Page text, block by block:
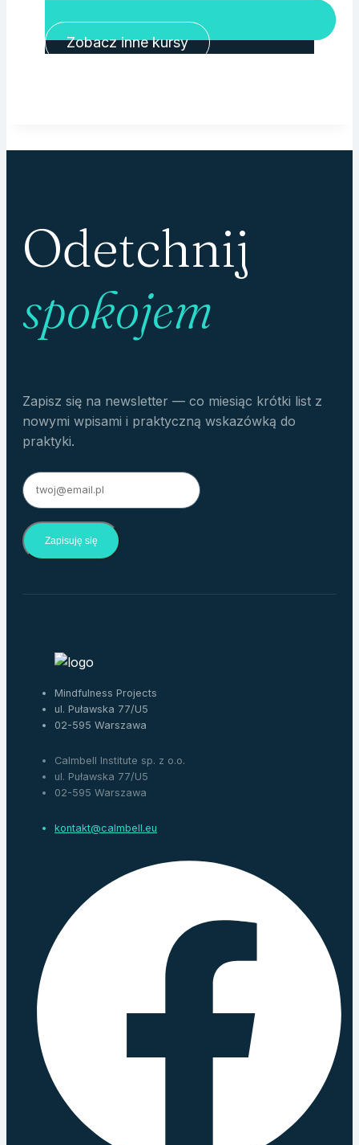
Zobacz inne kursy
Odetchnij
spokojem
Zapisz się na newsletter — co miesiąc krótki list z
nowymi wpisami i praktyczną wskazówką do
praktyki.
Zapisuję się
Mindfulness Projects
ul. Puławska 77/U5
02-595 Warszawa
Calmbell Institute sp. z o.o.
ul. Puławska 77/U5
02-595 Warszawa
kontakt@calmbell.eu